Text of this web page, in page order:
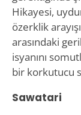
Hikayesi,
özerklik
arasındaki
isyanını
bir korkutucu
Sawatari